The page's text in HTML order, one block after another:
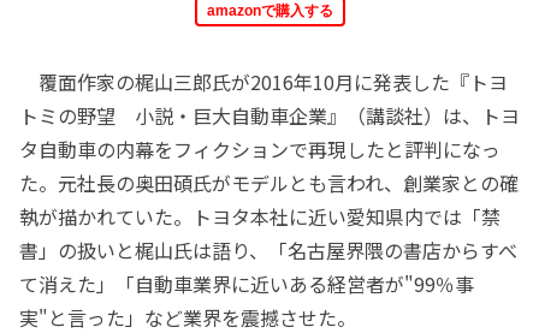
amazonで購入する
覆面作家の梶山三郎氏が2016年10月に発表した『トヨ
トミの野望 小説・巨大自動車企業』（講談社）は、トヨ
タ自動車の内幕をフィクションで再現したと評判になっ
た。元社長の奥田碩氏がモデルとも言われ、創業家との確
執が描かれていた。トヨタ本社に近い愛知県内では「禁
書」の扱いと梶山氏は語り、「名古屋界隈の書店からすべ
て消えた」「自動車業界に近いある経営者が"99％事
実"と言った」など業界を震撼させた。